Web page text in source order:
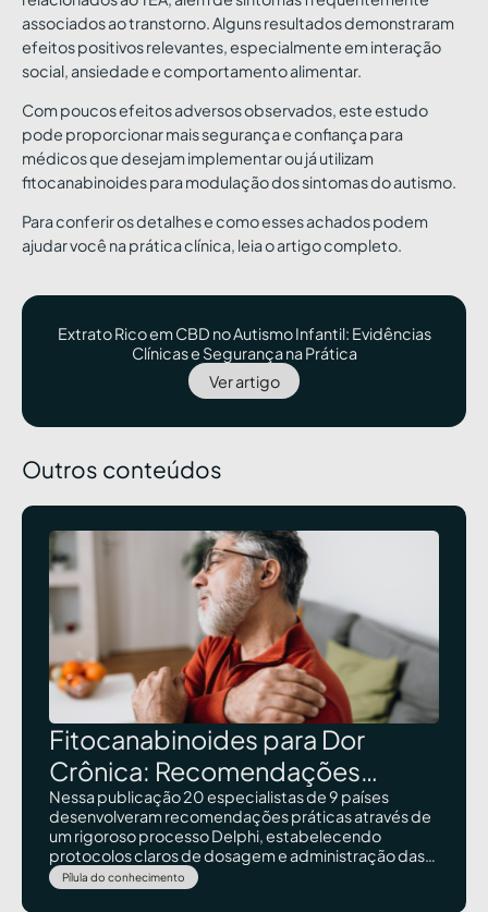
associados ao transtorno. Alguns resultados demonstraram
efeitos positivos relevantes, especialmente em interação
social, ansiedade e comportamento alimentar.
Com poucos efeitos adversos observados, este estudo
pode proporcionar mais segurança e confiança para
médicos que desejam implementar ou já utilizam
fitocanabinoides para modulação dos sintomas do autismo.
Para conferir os detalhes e como esses achados podem
ajudar você na prática clínica, leia o artigo completo.
Extrato Rico em CBD no Autismo Infantil: Evidências
Clínicas e Segurança na Prática
Ver artigo
Outros conteúdos
Fitocanabinoides para Dor
Crônica: Recomendações
Internacionais Sobre Dosagem e
Administração
Nessa publicação 20 especialistas de 9 países
desenvolveram recomendações práticas através de
um rigoroso processo Delphi, estabelecendo
protocolos claros de dosagem e administração das
diferentes proporções entre CBD e THC, com
estratégias específicas adaptadas ao perfil clínico
Pílula do conhecimento